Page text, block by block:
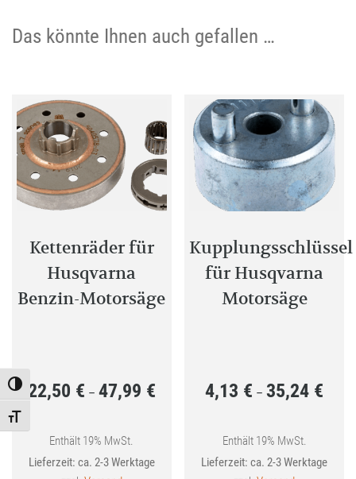
Toggle High Contrast
Toggle Font size
Das könnte Ihnen auch gefallen …
Kettenräder für
Husqvarna
Benzin-Motorsäge
22,50 € – 47,99 €Preisspanne:
47,99 €
Enthält 19% MwSt.
Lieferzeit: ca. 2-3 Werktage
Kupplungsschlüssel
für Husqvarna
Motorsäge
4,13 € –35,24 €
35,24
Enthält 19% MwSt.
Lieferzeit: ca. 2-3 Werktage